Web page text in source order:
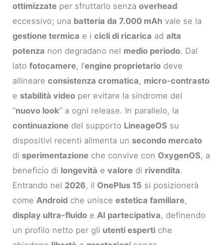
ottimizzate per sfruttarlo senzaoverhead
eccessivo; una batteria da 7.000 mAh vale se la
gestione termica e icicli di ricarica adalta
potenza non degradano nel medio periodo. Dal
latofotocamere, l’engine proprietario deve
allineareconsistenza cromatica, micro-contrasto
e stabilità video per evitare la sindrome del
“nuovo look” a ogni release. In parallelo, la
continuazione del supporto LineageOS su
dispositivi recenti alimenta un secondo mercato
di sperimentazione che convive con OxygenOS, a
beneficio di longevità evalore di rivendita.
Entrando nel 2026, il OnePlus 15 si posizionerà
come Android che unisceestetica familiare,
display ultra-fluido e AI partecipativa, definendo
un profilo netto per gli utenti esperti che